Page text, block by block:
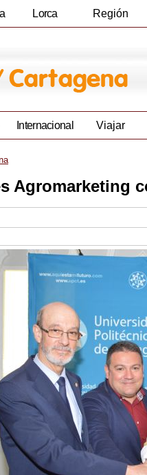
Lorca Región
Internacional Viajar
Agromarketing